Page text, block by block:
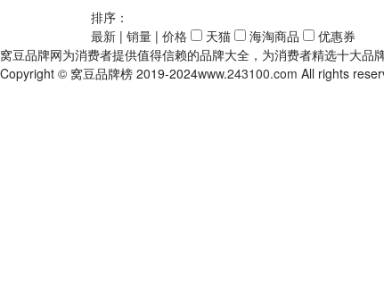
排序：
最新 | 销量 | 价格 天猫 海淘商品
优惠券
窝豆品牌网为消费者提供值得信赖的品牌大全，为消费者精选十大品
Copyright © 窝豆品牌榜 2019-2024www.243100.com All rights